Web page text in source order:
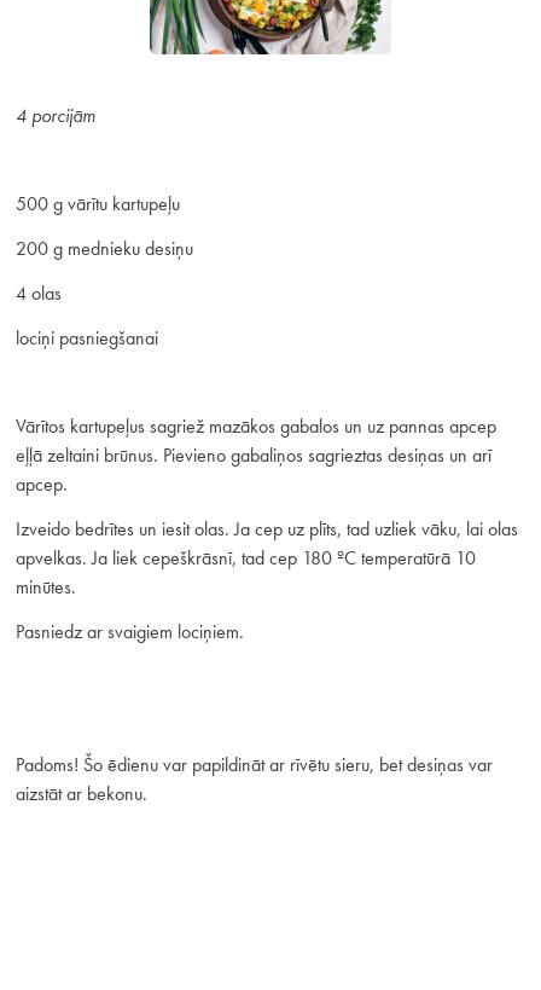
4 porcijām
500 g vārītu kartupeļu
200 g mednieku desiņu
4 olas
lociņi pasniegšanai
Vārītos kartupeļus sagriež mazākos gabalos un uz pannas apcep
eļļā zeltaini brūnus. Pievieno gabaliņos sagrieztas desiņas un arī
apcep.
Izveido bedrītes un iesit olas. Ja cep uz plīts, tad uzliek vāku, lai olas
apvelkas. Ja liek cepeškrāsnī, tad cep 180 ºC temperatūrā 10
minūtes.
Pasniedz ar svaigiem lociņiem.
Padoms! Šo ēdienu var papildināt ar rīvētu sieru, bet desiņas var
aizstāt ar bekonu.